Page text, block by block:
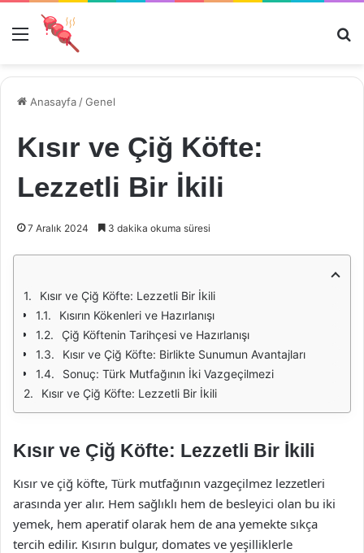
Menü
Anasayfa /Genel
Kısır ve Çiğ Köfte:
Lezzetli Bir İkili
7 Aralık 2024 3 dakika okuma süresi
Kısır ve Çiğ Köfte: Lezzetli Bir İkili
Kısırın Kökenleri ve Hazırlanışı
Çiğ Köftenin Tarihçesi ve Hazırlanışı
Kısır ve Çiğ Köfte: Birlikte Sunumun Avantajları
Sonuç: Türk Mutfağının İki Vazgeçilmezi
Kısır ve Çiğ Köfte: Lezzetli Bir İkili
Kısır ve Çiğ Köfte: Lezzetli Bir İkili
Kısır ve çiğ köfte, Türk mutfağının vazgeçilmez lezzetleri
arasında yer alır. Hem sağlıklı hem de besleyici olan bu iki
yemek, hem aperatif olarak hem de ana yemekte sıkça
tercih edilir. Kısırın bulgur, domates ve yeşilliklerle